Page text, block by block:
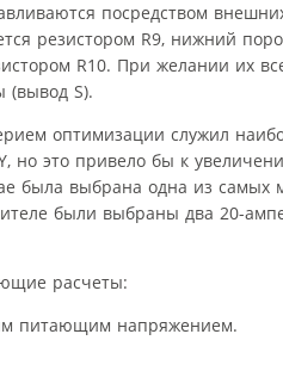
посредством
резистором R9, нижний
R10. При желании их
(вывод S).
оптимизации служил
но это привело бы к
была выбрана одна из самых
были выбраны два 20-
расчеты:
питающим напряжением.